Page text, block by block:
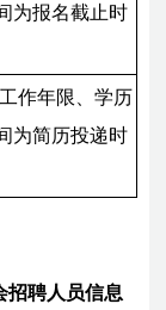
为报名截止时
作年限、学历
为简历投递时
招聘人员信息